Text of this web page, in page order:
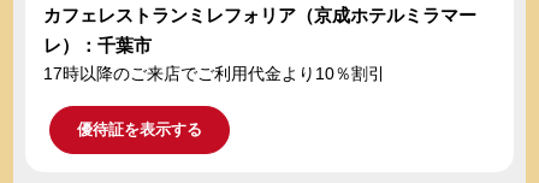
カフェレストランミレフォリア（京成ホテルミラマー
レ）：千葉市
17時以降のご来店でご利用代金より10％割引
優待証を表示する